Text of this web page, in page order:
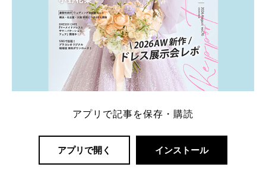
アプリで記事を保存・購読
アプリで開く インストール